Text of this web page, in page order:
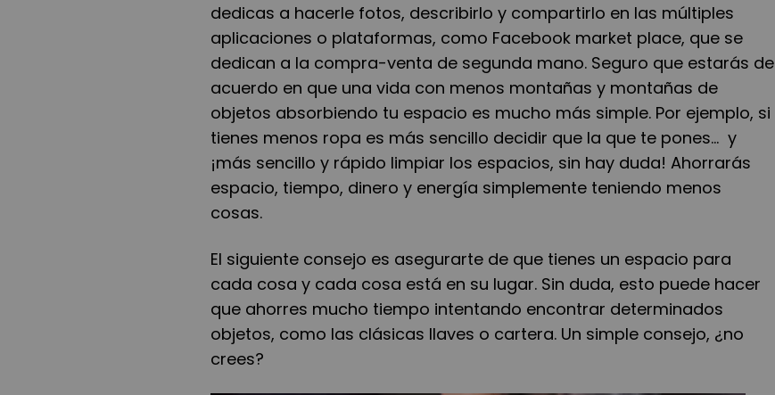
dedicas a hacerle fotos, describirlo y compartirlo en las múltiples
aplicaciones o plataformas, como Facebook market place, que se
dedican a la compra-venta de segunda mano. Seguro que estarás de
acuerdo en que una vida con menos montañas y montañas de
objetos absorbiendo tu espacio es mucho más simple. Por ejemplo, si
tienes menos ropa es más sencillo decidir que la que te pones... y
¡más sencillo y rápido limpiar los espacios, sin hay duda! Ahorrarás
espacio, tiempo, dinero y energía simplemente teniendo menos
cosas.
El siguiente consejo es asegurarte de que tienes un espacio para
cada cosa y cada cosa está en su lugar. Sin duda, esto puede hacer
que ahorres mucho tiempo intentando encontrar determinados
objetos, como las clásicas llaves o cartera. Un simple consejo, ¿no
crees?